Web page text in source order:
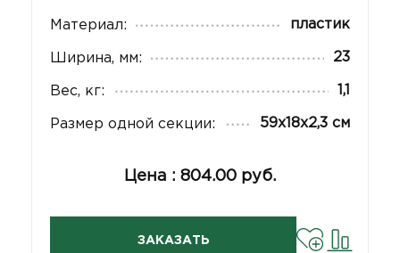
Материал: пластик
Ширина, мм: 23
Вес, кг: 1,1
Размер одной секции: 59х18х2,3 см
Цена : 804.00 руб.
ЗАКАЗАТЬ